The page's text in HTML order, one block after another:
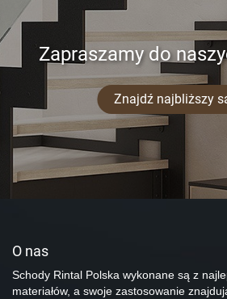
Zapraszamy do
Znajdź najbliższy
O nas
Schody Rintal Polska wykonane są z
materiałów, a swoje zastosowanie